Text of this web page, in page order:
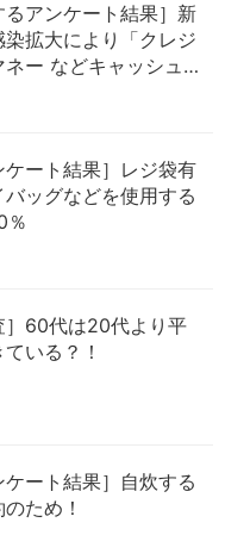
るアンケート結果］新
拡大により「クレジ
ー などキャッシュ
加したのは32.8%！
ケート結果］レジ袋有
ッグなどを使用する
％
］60代は20代より平
いる？！
ケート結果］自炊する
ため！